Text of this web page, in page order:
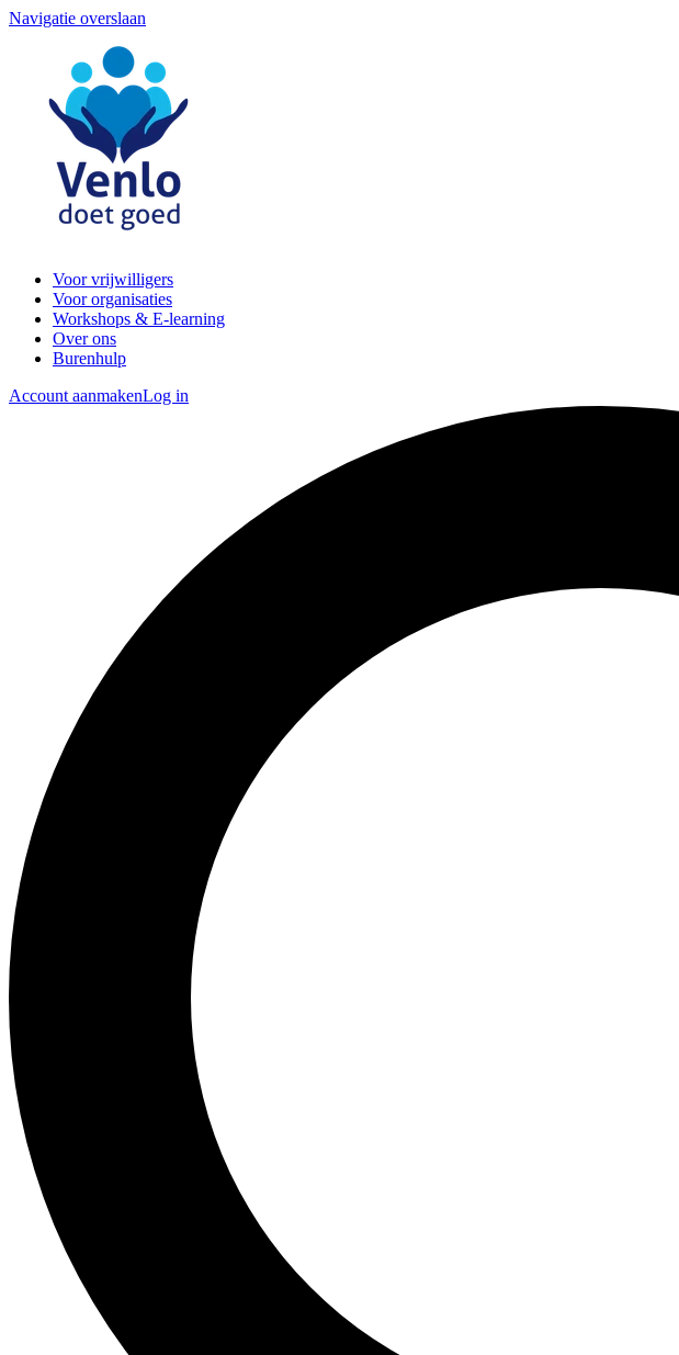
Navigatie overslaan
Voor vrijwilligers
Voor organisaties
Workshops & E-learning
Over ons
Burenhulp
Account aanmakenLog in